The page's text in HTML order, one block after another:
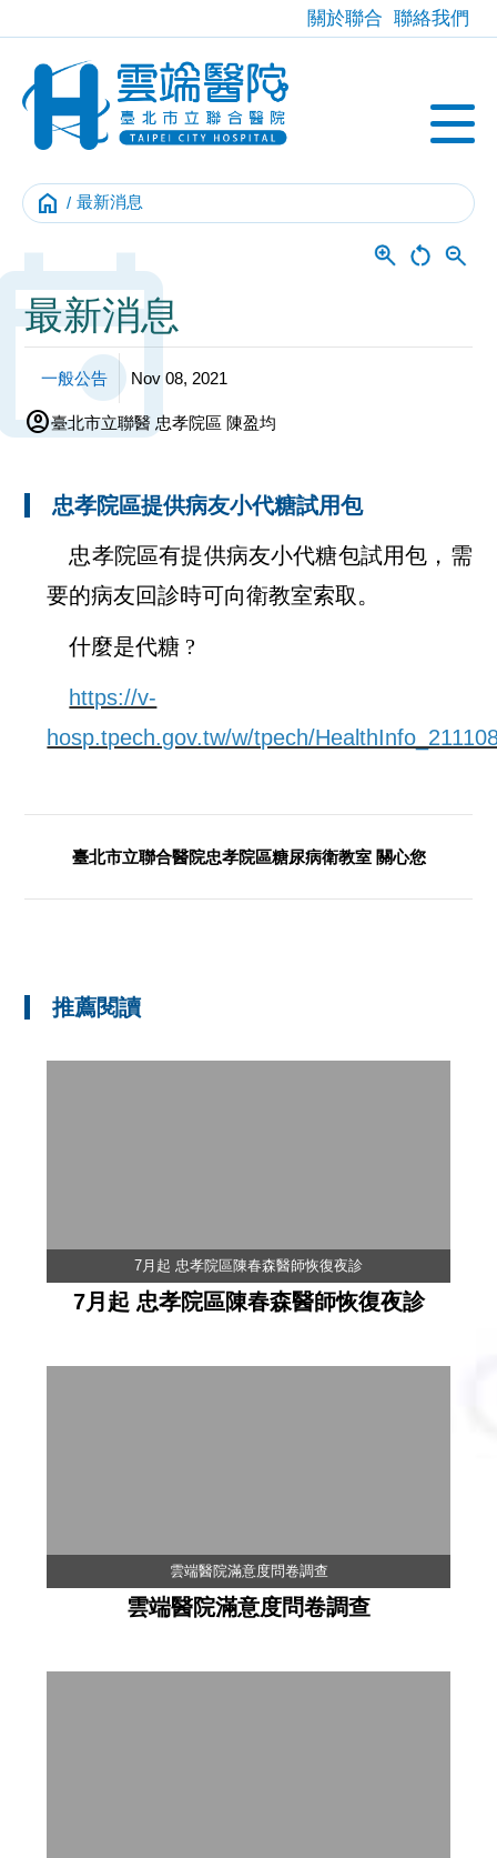
關於聯合 聯絡我們
home 最新消息
最新消息
一般公告 Nov 08, 2021
account_circle臺北市立聯醫 忠孝院區 陳盈均
忠孝院區提供病友小代糖試用包
忠孝院區有提供病友小代糖包試用包，需
要的病友回診時可向衛教室索取。
什麼是代糖 ?
https://v-
hosp.tpech.gov.tw/w/tpech/
臺北市立聯合醫院忠孝院區糖尿病衛教室 關心您
推薦閱讀
7月起 忠孝院區陳春森醫師恢復夜診
7月起 忠孝院區陳春森醫師恢復夜診
雲端醫院滿意度問卷調查
雲端醫院滿意度問卷調查